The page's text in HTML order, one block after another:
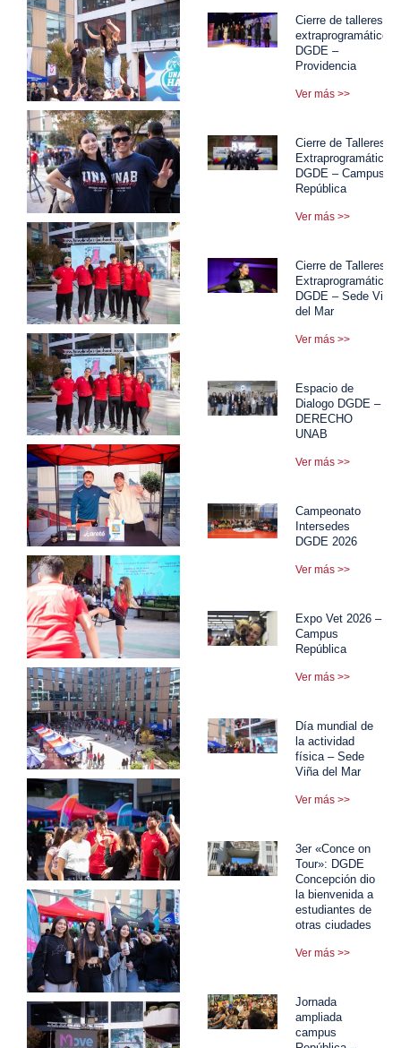
Cierre de talleres
extraprogramáticos
DGDE –
Providencia
Ver más >>
Cierre de Talleres
Extraprogramáticos
DGDE – Campus
República
Ver más >>
Cierre de Talleres
Extraprogramáticos
DGDE – Sede Viña
del Mar
Ver más >>
Espacio de
Dialogo DGDE –
DERECHO
UNAB
Ver más >>
Campeonato
Intersedes
DGDE 2026
Ver más >>
Expo Vet 2026 –
Campus
República
Ver más >>
Día mundial de
la actividad
física – Sede
Viña del Mar
Ver más >>
3er «Conce on
Tour»: DGDE
Concepción dio
la bienvenida a
estudiantes de
otras ciudades
Ver más >>
Jornada
ampliada
campus